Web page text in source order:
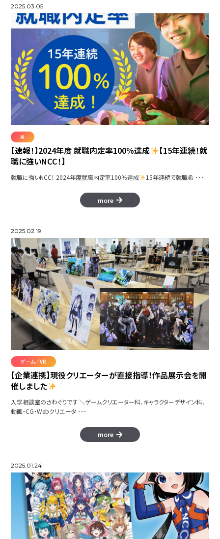
2025.03.05
AI
【速報！】2024年度 就職内定率100％達成
【15年連続！就
職に強いNCC！】
就職に強いNCC！ 2024年度就職内定率100％達成 15年連続で就職希 ･･･
more
2025.02.19
ゲーム／VR
【企業連携】現役クリエーターが直接指導！作品展示会を開
催しました
入学相談室のさわぐりです ＼ゲームクリエーター科、キャラクターデザイン科、
動画・CG・Webクリエータ ･･･
more
2025.01.24